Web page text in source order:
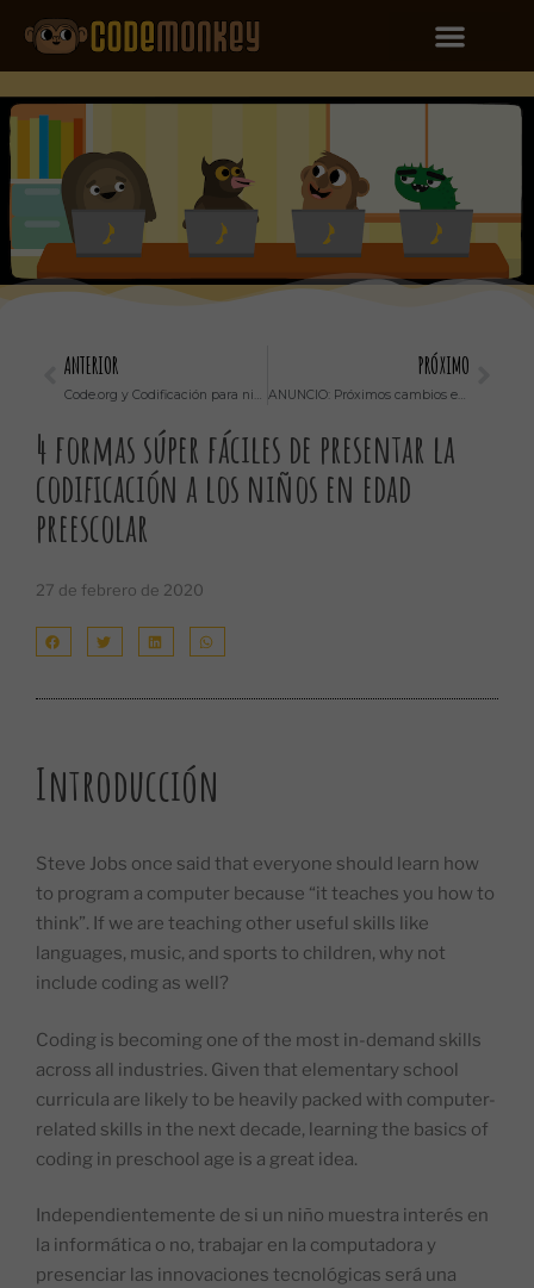
ANTERIOR
Code.org y Codificación para niños
PRÓXIMO
ANUNCIO: Próximos cambios en el sitio web de CodeMonkey
4 formas súper fáciles de presentar la
codificación a los niños en edad
preescolar
27 de febrero de 2020
Introducción
Steve Jobs once said that everyone should learn how
to program a computer because “it teaches you how to
think”. If we are teaching other useful skills like
languages, music, and sports to children, why not
include coding as well?
Coding is becoming one of the most in-demand skills
across all industries. Given that elementary school
curricula are likely to be heavily packed with computer-
related skills in the next decade, learning the basics of
coding in preschool age is a great idea.
Independientemente de si un niño muestra interés en
la informática o no, trabajar en la computadora y
presenciar las innovaciones tecnológicas será una